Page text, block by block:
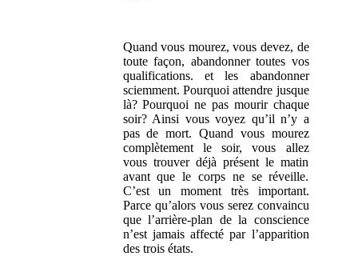
Quand vous mourez, vous devez, de
toute façon, abandonner toutes vos
qualifications. et les abandonner
sciemment. Pourquoi attendre jusque
là? Pourquoi ne pas mourir chaque
soir? Ainsi vous voyez qu’il n’y a
pas de mort. Quand vous mourez
complètement le soir, vous allez
vous trouver déjà présent le matin
avant que le corps ne se réveille.
C’est un moment très important.
Parce qu’alors vous serez convaincu
que l’arrière-plan de la conscience
n’est jamais affecté par l’apparition
des trois états.